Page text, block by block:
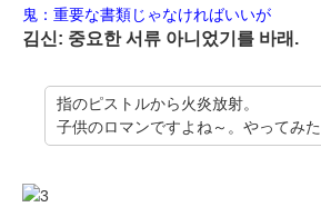
鬼：重要な書類じゃなければいいが
김신: 중요한 서류 아니었기를 바래.
指のピストルから火炎放射。
子供のロマンですよね～。やってみた